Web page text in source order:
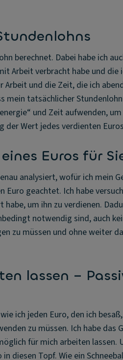
berechnet. Dabei habe ich
Arbeit verbracht habe und die
und die Zeit, die ich
mein tatsächlicher
und Zeit aufwenden,
Wert jedes verdienten
Euros für
analysiert, wofür ich mein
Euro geachtet. Ich habe
um ihn zu verdienen.
notwendig sind, auch
zu müssen und ohne weiter
lassen –
ich jeden Euro, den ich
zu müssen. Ich habe das
für mich arbeiten lassen.
diesen Topf. Wie ein